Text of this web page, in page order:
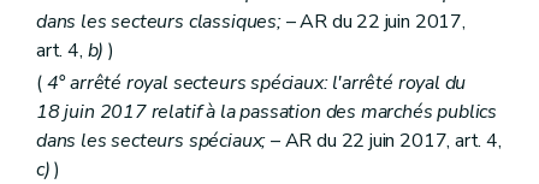
Art. 67
Art. 68
Art. 69
Art. 70
Art. 71
Art. 72
Section 12 Actions judiciaires
dans les secteurs classiques;– AR du 22 juin 2017,
art. 4, b) )
(4° arrêté royal secteurs spéciaux: l'arrêté royal du
18 juin 2017 relatif à la passation des marchés publics
dans les secteurs spéciaux;– AR du 22 juin 2017, art. 4,
c))